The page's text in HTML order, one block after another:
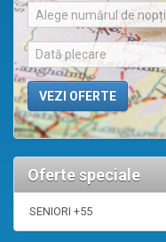
Alege numărul de nopți
Oferte speciale
SENIORI +55